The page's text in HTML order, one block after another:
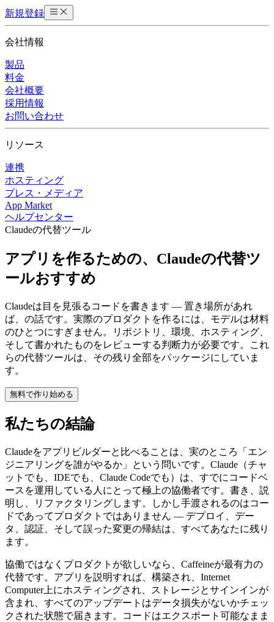
新規登録
会社情報
製品
料金
会社概要
採用情報
お問い合わせ
リソース
連携
ホスティング
プレス・メディア
App Market
ヘルプセンター
Claudeの代替ツール
アプリを作るための、Claudeの代替ツ
ールおすすめ
Claudeは目を見張るコードを書きます — 置き場所があれ
ば、の話です。実際のプロダクトを作るには、モデルは材料
のひとつにすぎません。リポジトリ、環境、ホスティング、
そして書かれたものをレビューする判断力が必要です。これ
らの代替ツールは、その残り全部をパッケージにしていま
す。
無料で作り始める
私たちの結論
Claudeをアプリビルダーと比べることは、実のところ「エン
ジニアリングを誰がやるか」という問いです。Claude（チャ
ットでも、IDEでも、Claude Codeでも）は、すでにコードベ
ースを運用している人にとって極上の協働者です。書き、説
明し、リファクタリングします。しかし手渡されるのはコー
ドであってプロダクトではありません — デプロイ、デー
タ、認証、そして誤った変更の帰結は、すべてあなたに残り
ます。
協働ではなくプロダクトが欲しいなら、Caffeineが最有力の
代替です。アプリを説明すれば、構築され、Internet
Computer上にホスティングされ、ストレージとサインインが
含まれ、すべてのアップデートはデータ損失がないかチェッ
クされた状態で届きます。コードはエクスポート可能なまま